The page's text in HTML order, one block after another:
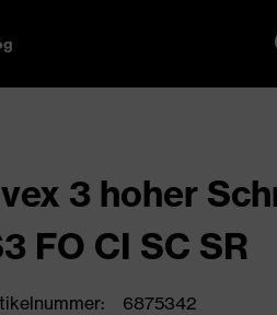
3 hoher
FO CI SC SR
6875342